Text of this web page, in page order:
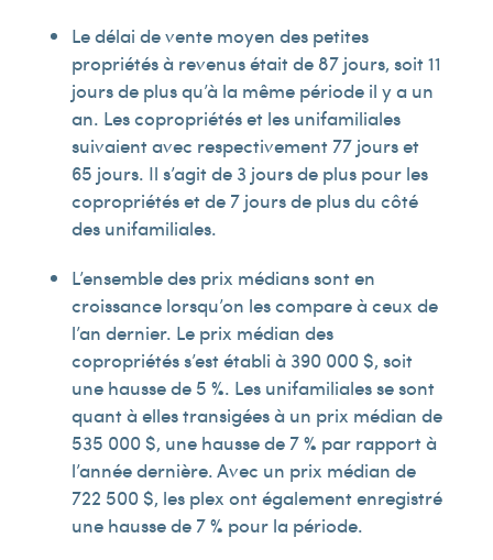
Le délai de vente moyen des petites
propriétés à revenus était de 87 jours, soit 11
jours de plus qu’à la même période il y a un
an. Les copropriétés et les unifamiliales
suivaient avec respectivement 77 jours et
65 jours. Il s’agit de 3 jours de plus pour les
copropriétés et de 7 jours de plus du côté
des unifamiliales.
L’ensemble des prix médians sont en
croissance lorsqu’on les compare à ceux de
l’an dernier. Le prix médian des
copropriétés s’est établi à 390 000 $, soit
une hausse de 5 %. Les unifamiliales se sont
quant à elles transigées à un prix médian de
535 000 $, une hausse de 7 % par rapport à
l’année dernière. Avec un prix médian de
722 500 $, les plex ont également enregistré
une hausse de 7 % pour la période.